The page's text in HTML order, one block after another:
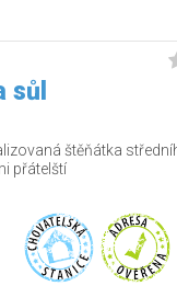
sůl
štěňátka
přátelští